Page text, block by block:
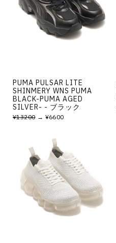
PUMA PULSAR LITE
SHINMERY WNS PUMA
BLACK-PUMA AGED
SILVER- - ブラック
¥13200→ ¥6600